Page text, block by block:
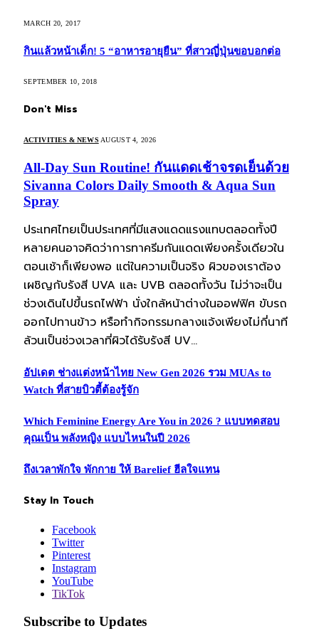
MARCH 20, 2017
กินแล้วหน้าเด็ก! 5 “อาหารอายุยืน” ที่สาวญี่ปุ่นขอบอกต่อ
SEPTEMBER 10, 2018
Don't Miss
ACTIVITIES & NEWS AUGUST 4, 2026
All-Day Sun Routine! กันแดดเช้าจรดเย็นด้วย
Sivanna Colors Daily Smooth & Aqua Sun
Spray
ประเทศไทยเป็นประเทศที่มีแสงแดดแรงแทบตลอดทั้งปี
หลายคนอาจคิดว่าการทาครีมกันแดดเพียงครั้งเดียวใน
ตอนเช้าก็เพียงพอ แต่ในความเป็นจริง ผิวของเราต้อง
เผชิญกับรังสี UVA และ UVB ตลอดทั้งวัน ไม่ว่าจะเป็น
ช่วงเดินไปขึ้นรถไฟฟ้า นั่งใกล้หน้าต่างในออฟฟิศ ขับรถ
ออกไปทานข้าว หรือทำกิจกรรมกลางแจ้งเพียงไม่กี่นาที
ล้วนเป็นช่วงเวลาที่ผิวได้รับรังสี UV…
อัปเดต ช่างแต่งหน้าไทย New Gen 2026 รวม MUAs to
Watch ที่สายบิวตี้ต้องรู้จัก
Which Feminine Energy Are You in 2026 ? แบบทดสอบ
คุณเป็น พลังหญิง แบบไหนในปี 2026
ถึงเวลาพักใจ พักกาย ให้ Barelief ฮีลใจแทน
Stay In Touch
Facebook
Twitter
Pinterest
Instagram
YouTube
TikTok
Subscribe to Updates